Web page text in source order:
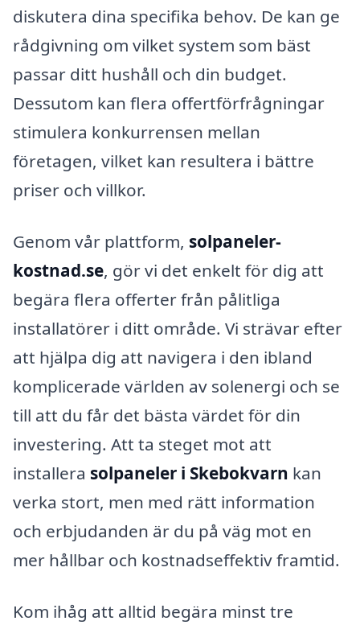
diskutera dina specifika behov. De kan ge
rådgivning om vilket system som bäst
passar ditt hushåll och din budget.
Dessutom kan flera offertförfrågningar
stimulera konkurrensen mellan
företagen, vilket kan resultera i bättre
priser och villkor.
Genom vår plattform, solpaneler-
kostnad.se, gör vi det enkelt för dig att
begära flera offerter från pålitliga
installatörer i ditt område. Vi strävar efter
att hjälpa dig att navigera i den ibland
komplicerade världen av solenergi och se
till att du får det bästa värdet för din
investering. Att ta steget mot att
installera solpaneler i Skebokvarn kan
verka stort, men med rätt information
och erbjudanden är du på väg mot en
mer hållbar och kostnadseffektiv framtid.
Kom ihåg att alltid begära minst tre